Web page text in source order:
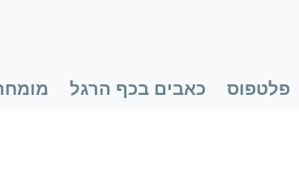
פלטפוס כאבים בכף הרגל